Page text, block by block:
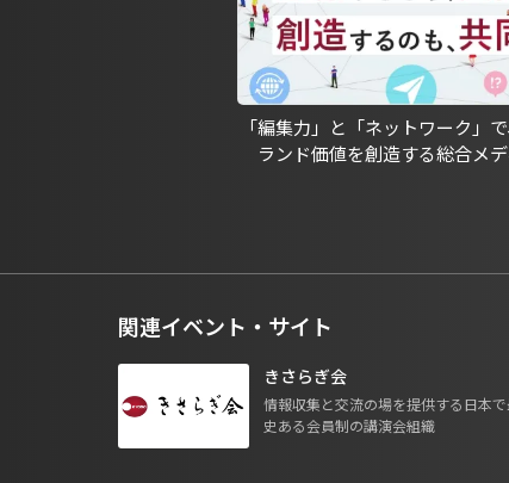
「編集力」と「ネットワーク」
ランド価値を創造する総合メ
関連イベント・サイト
きさらぎ会
情報収集と交流の場を提供する日本
史ある会員制の講演会組織